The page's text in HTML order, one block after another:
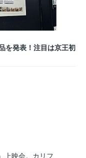
を発表！注目は京王初